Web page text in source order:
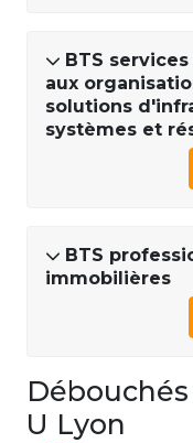
BTS
aux
solutions
systèmes et
BTS
immobilières
U Lyon